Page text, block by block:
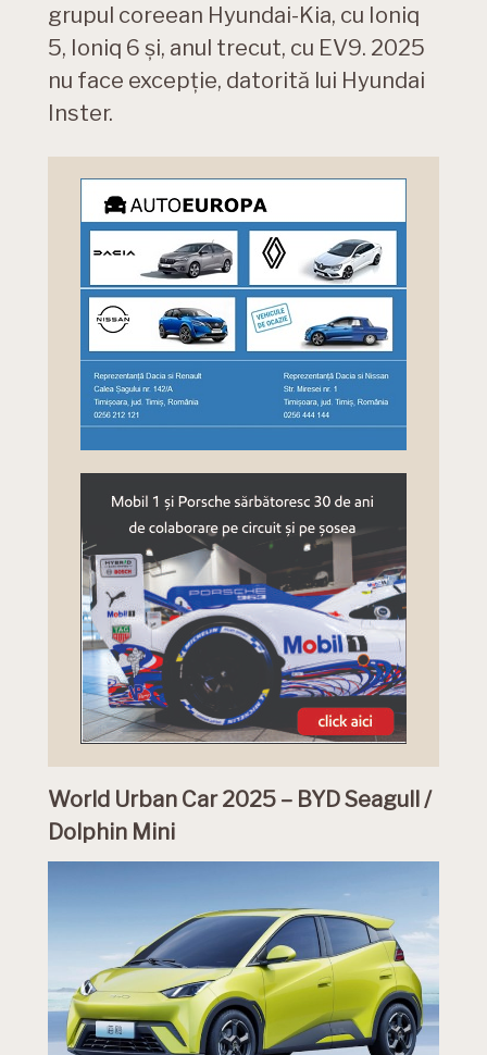
grupul coreean Hyundai-Kia, cu Ioniq
5, Ioniq 6 și, anul trecut, cu EV9. 2025
nu face excepție, datorită lui Hyundai
Inster.
World Urban Car 2025 – BYD Seagull /
Dolphin Mini